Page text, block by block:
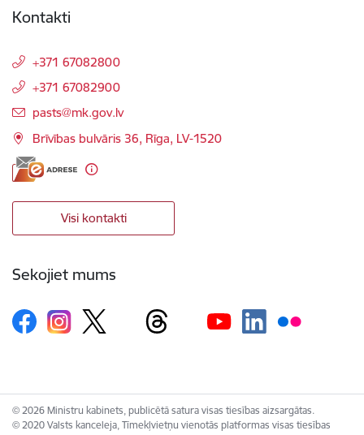
Kontakti
+371 67082800
+371 67082900
E-pasts:
pasts@mk.gov.lv
Brīvības bulvāris 36, Rīga, LV-1520
Visi kontakti
Sekojiet mums
© 2026 Ministru kabinets, publicētā satura visas tiesības aizsargātas.
© 2020 Valsts kanceleja, Tīmekļvietņu vienotās platformas visas tiesības